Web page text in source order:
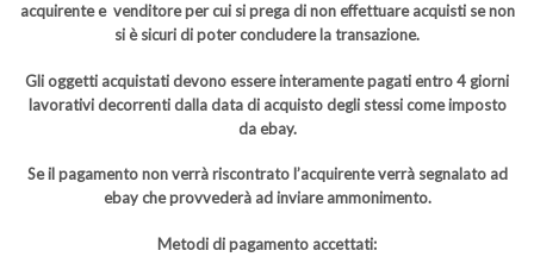
acquirente e venditore per cui si prega di non effettuare acquisti se non
si è sicuri di poter concludere la transazione.
Gli oggetti acquistati devono essere interamente pagati entro 4 giorni
lavorativi decorrenti dalla data di acquisto degli stessi come imposto
da ebay.
Se il pagamento non verrà riscontrato l’acquirente verrà segnalato ad
ebay che provvederà ad inviare ammonimento.
Metodi di pagamento accettati: